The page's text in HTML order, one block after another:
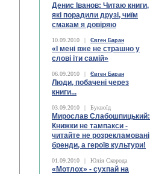
Денис Іванов: Читаю книги,
які порадили друзі, чиїм
смакам я довіряю
10.09.2010 | Євген Баран
«І мені вже не страшно у
слові іти самій»
06.09.2010 | Євген Баран
Люди, побачені через
книги...
03.09.2010 | Буквоїд
Мирослав Слабошпицький:
Книжки не тампакси -
читайте не розрекламовані
бренди, а героїв культури!
01.09.2010 | Юлія Скорода
«Мотлох» - сухпай на